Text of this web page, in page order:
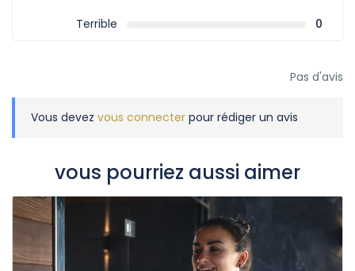
Terrible
0
Pas d'avis
Vous devez vous connecter pour rédiger un avis
vous pourriez aussi aimer